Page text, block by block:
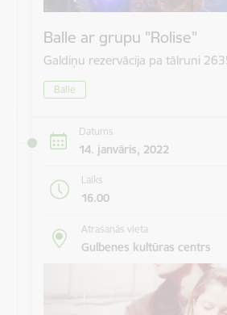
Balle ar grupu "Rolise"
Galdiņu rezervācija pa tālruni
Balle
Datums
14. janvāris, 2022
Laiks
16.00
Atrašanās vieta
Gulbenes kultūras centrs